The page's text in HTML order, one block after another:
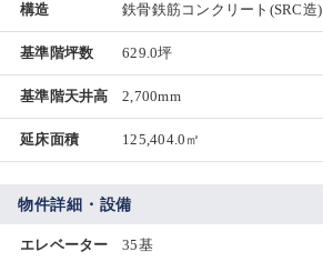
構造 鉄骨鉄筋コンクリート(SRC造)
基準階坪数 629.0坪
基準階天井高 2,700mm
延床面積 125,404.0㎡
物件詳細・設備
エレベーター 35基